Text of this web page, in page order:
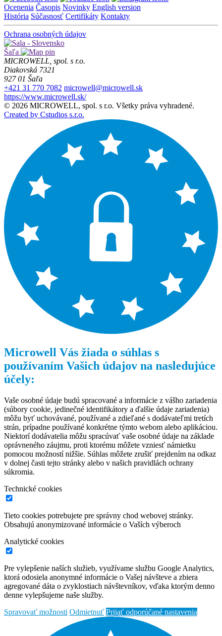
Ocenenia Časopis Novinky English version
História Súčasnosť Certifikáty Kontakty
Ochrana osobných údajov
Šaľa
MICROWELL, spol. s r.o.
Diakovská 7321
927 01 Šaľa
+421 31 770 7082 microwell@microwell.sk
https://www.microwell.sk/
© 2026 MICROWELL, spol. s r.o. Všetky práva vyhradené.
Created by Cstudios s.r.o.
Microwell Vás žiada o súhlas s
používaním Vašich údajov na nasledujúce
účely:
Vaše osobné údaje budú spracované a informácie z vášho zariadenia
(súbory cookie, jedinečné identifikátory a ďalšie údaje zariadenia)
môžu byť uchovávané, používané a zdieľané s dodávateľmi tretích
strán, prípadne používané konkrétne týmto webom alebo aplikáciou.
Niektorí dodávatelia môžu spracúvať vaše osobné údaje na základe
oprávneného záujmu, proti ktorému môžete vzniesť námietku
pomocou možností nižšie. Súhlas môžete zrušiť prejdením na odkaz
v dolnej časti tejto stránky alebo v našich pravidlách ochrany
súkromia.
Technické cookies
Tieto cookies potrebujete pre správny chod webovej stránky.
Obsahujú anonymizované informácie o Vaších výberoch
Analytické cookies
Pre vylepšenie naších služieb, využívame službu Google Analytics,
ktorá odosiela anonymné informácie o Vašej návšteve a zbiera
agregované dáta o zvyklostiach návštevníkov, vďaka ktorým denno
denne vylepšujeme naše služby.
Spravovať možnosti Odmietnuť Prijať odporúčané nastavenia